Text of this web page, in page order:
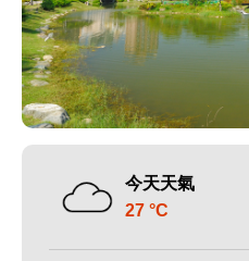
今天天氣
27 °C